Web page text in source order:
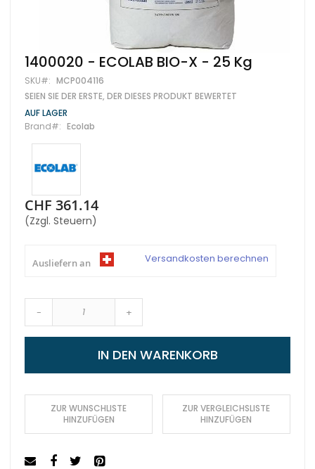
Zum
Anfang
der
Bildgalerie
1400020 - ECOLAB BIO-X - 25 Kg
SKU MCP004116
SEIEN SIE DER ERSTE, DER DIESES PRODUKT BEWERTET
AUF LAGER
Brand
Ecolab
CHF 361.14
(Zzgl. Steuern)
Ausliefern an Versandkosten berechnen
- +
IN DEN WARENKORB
ZUR WUNSCHLISTE
HINZUFÜGEN
ZUR VERGLEICHSLISTE
HINZUFÜGEN